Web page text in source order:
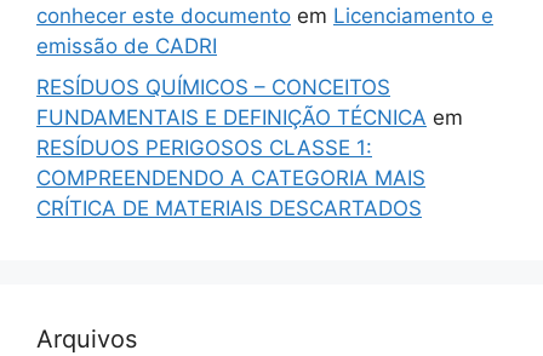
conhecer este documento em Licenciamento e
emissão de CADRI
RESÍDUOS QUÍMICOS – CONCEITOS
FUNDAMENTAIS E DEFINIÇÃO TÉCNICA em
RESÍDUOS PERIGOSOS CLASSE 1:
COMPREENDENDO A CATEGORIA MAIS
CRÍTICA DE MATERIAIS DESCARTADOS
Arquivos